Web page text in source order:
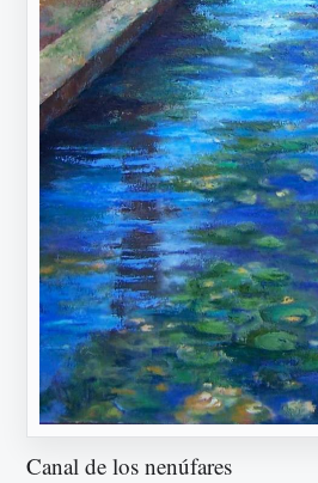
Canal de los nenúfares